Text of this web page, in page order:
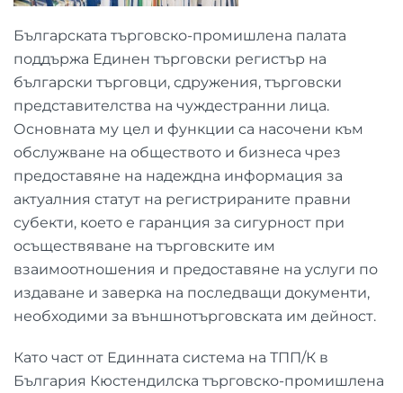
Българската търговско-промишлена палата
поддържа Единен търговски регистър на
български търговци, сдружения, търговски
представителства на чуждестранни лица.
Основната му цел и функции са насочени към
обслужване на обществото и бизнеса чрез
предоставяне на надеждна информация за
актуалния статут на регистрираните правни
субекти, което е гаранция за сигурност при
осъществяване на търговските им
взаимоотношения и предоставяне на услуги по
издаване и заверка на последващи документи,
необходими за външнотърговската им дейност.
Като част от Единната система на ТПП/К в
България Кюстендилска търговско-промишлена